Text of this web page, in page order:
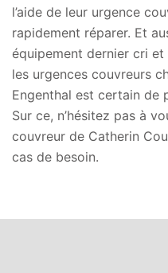
l’aide de leur urgence
rapidement réparer. Et
équipement dernier cri
les urgences couvreurs
Engenthal est certain de
Sur ce, n’hésitez pas à
couvreur de Catherin
cas de besoin.